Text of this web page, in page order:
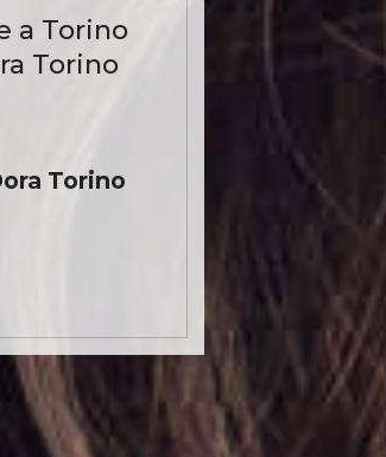
a Torino
Torino
Torino